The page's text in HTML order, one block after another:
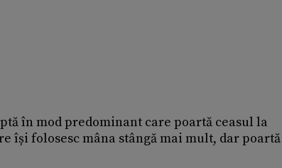
în mod predominant care poartă ceasul la
își folosesc mâna stângă mai mult, dar poartă